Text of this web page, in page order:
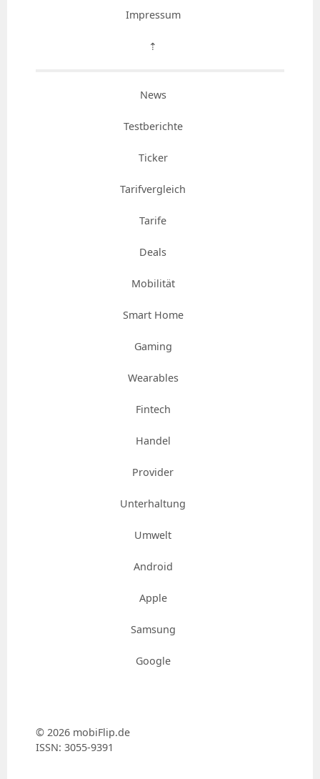
Impressum
⇡
News
Testberichte
Ticker
Tarifvergleich
Tarife
Deals
Mobilität
Smart Home
Gaming
Wearables
Fintech
Handel
Provider
Unterhaltung
Umwelt
Android
Apple
Samsung
Google
© 2026 mobiFlip.de
ISSN: 3055-9391